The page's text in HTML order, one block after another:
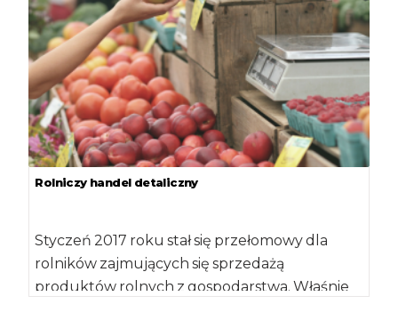
Rolniczy handel detaliczny
Styczeń 2017 roku stał się przełomowy dla
rolników zajmujących się sprzedażą
produktów rolnych z gospodarstwa. Właśnie